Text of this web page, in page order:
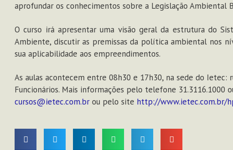
aprofundar os conhecimentos sobre a Legislação Ambiental
O curso irá apresentar uma visão geral da estrutura do
Ambiente, discutir as premissas da política ambiental nos
sua aplicabilidade aos empreendimentos.
As aulas acontecem entre 08h30 e 17h30, na sede do Ietec:
Funcionários. Mais informações pelo telefone 31.3116.1000
cursos@ietec.com.br ou pelo site http://www.ietec.com.br/